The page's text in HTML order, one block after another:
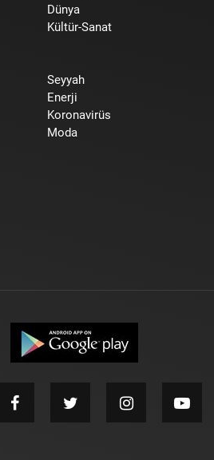
Dünya
Kültür-Sanat
Seyyah
Enerji
Koronavirüs
Moda